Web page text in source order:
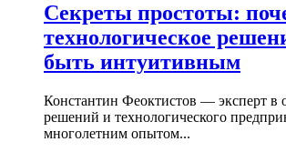
Секреты простоты:
технологическое
быть интуитивным
Константин Феоктистов — эксперт в
решений и технологического
многолетним опытом...